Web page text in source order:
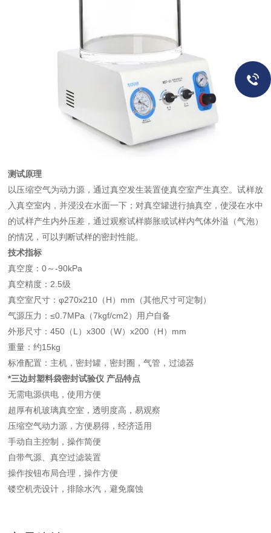
测试原理
以压缩空气为动力源，通过真空发生装置使真空室产生真空。试样放
入真空室内，并浸没在水面一下；对真空罐进行抽真空，使浸在水中
的试样产生内外压差，通过观察试样膨胀或试样内气体外溢（气泡）
的情况，可以判断试样的密封性能。
技术指标
真空度：0～-90kPa
真空精度：2.5级
真空室尺寸：φ270x210（H）mm（其他尺寸可定制）
气源压力：≤0.7MPa（7kgf/cm2）用户自备
外形尺寸：450（L）x300（W）x200（H）mm
重量：约15kg
标准配置：主机，密封罐，密封圈，气管，过滤器
*三边封塑料袋密封试验仪 产品特点
无需电源供电，使用方便
超厚有机玻璃真空室，透明度高，易观察
压缩空气动力源，方便易得，经济适用
手动自主控制，操作简便
自带气源、真空过滤装置
操作按钮布局合理，操作方便
镂空机壳设计，排除水汽，避免腐蚀